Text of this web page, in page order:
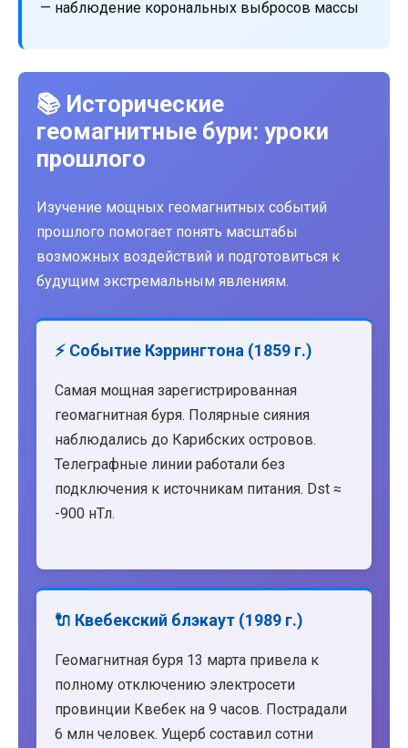
— наблюдение корональных выбросов массы
📚 Исторические
геомагнитные бури: уроки
прошлого
Изучение мощных геомагнитных событий
прошлого помогает понять масштабы
возможных воздействий и подготовиться к
будущим экстремальным явлениям.
⚡ Событие Кэррингтона (1859 г.)
Самая мощная зарегистрированная
геомагнитная буря. Полярные сияния
наблюдались до Карибских островов.
Телеграфные линии работали без
подключения к источникам питания. Dst ≈
-900 нТл.
🔌 Квебекский блэкаут (1989 г.)
Геомагнитная буря 13 марта привела к
полному отключению электросети
провинции Квебек на 9 часов. Пострадали
6 млн человек. Ущерб составил сотни